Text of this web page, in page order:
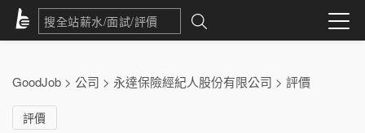
GoodJob > 公司 > 永達保險經紀人股份有限公司 > 評價
評價